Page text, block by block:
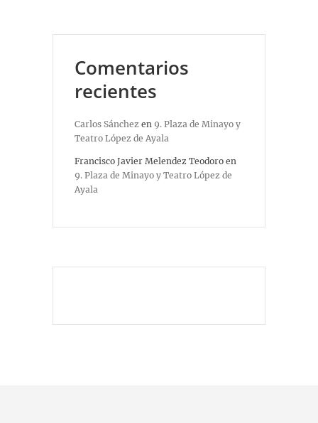
Comentarios
recientes
Carlos Sánchez en 9. Plaza de Minayo y
Teatro López de Ayala
Francisco Javier Melendez Teodoro en
9. Plaza de Minayo y Teatro López de
Ayala